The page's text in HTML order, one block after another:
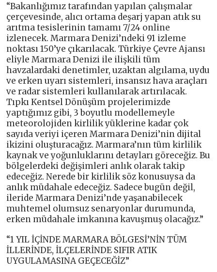
“Bakanlığımız tarafından yapılan çalışmalar
çerçevesinde, alıcı ortama deşarj yapan atık su
arıtma tesislerinin tamamı 7/24 online
izlenecek. Marmara Denizi’ndeki 91 izleme
noktası 150’ye çıkarılacak. Türkiye Çevre Ajansı
eliyle Marmara Denizi ile ilişkili tüm
havzalardaki denetimler, uzaktan algılama, uydu
ve erken uyarı sistemleri, insansız hava araçları
ve radar sistemleri kullanılarak artırılacak.
Tıpkı Kentsel Dönüşüm projelerimizde
yaptığımız gibi, 3 boyutlu modellemeyle
meteorolojiden kirlilik yüklerine kadar çok
sayıda veriyi içeren Marmara Denizi’nin dijital
ikizini oluşturacağız. Marmara’nın tüm kirlilik
kaynak ve yoğunluklarını detayları göreceğiz. Bu
bölgelerdeki değişimleri anlık olarak takip
edeceğiz. Nerede bir kirlilik söz konusuysa da
anlık müdahale edeceğiz. Sadece bugün değil,
ileride Marmara Denizi’nde yaşanabilecek
muhtemel olumsuz senaryonlar durumunda,
erken müdahale imkanına kavuşmuş olacağız.”
“1 YIL İÇİNDE MARMARA BÖLGESİ’NİN TÜM
İLLERİNDE, İLÇELERİNDE SIFIR ATIK
UYGULAMASINA GEÇECEĞİZ”